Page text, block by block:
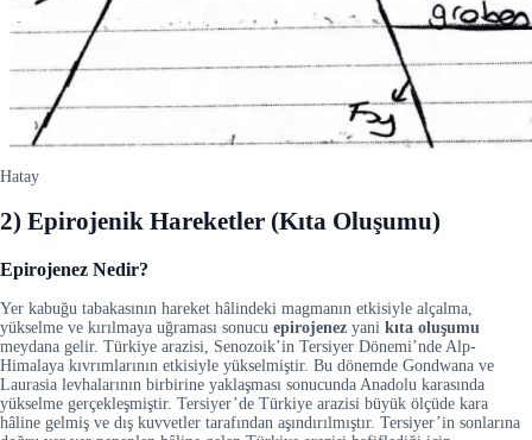
Hatay
2) Epirojenik Hareketler (Kıta Oluşumu)
Epirojenez Nedir?
Yer kabuğu tabakasının hareket hâlindeki magmanın etkisiyle alçalma,
yükselme ve kırılmaya uğraması sonucu epirojenez yani kıta oluşumu
meydana gelir. Türkiye arazisi, Senozoik’in Tersiyer Dönemi’nde Alp-
Himalaya kıvrımlarının etkisiyle yükselmiştir. Bu dönemde Gondwana ve
Laurasia levhalarının birbirine yaklaşması sonucunda Anadolu karasında
yükselme gerçekleşmiştir. Tersiyer’de Türkiye arazisi büyük ölçüde kara
hâline gelmiş ve dış kuvvetler tarafından aşındırılmıştır. Tersiyer’in sonlarına